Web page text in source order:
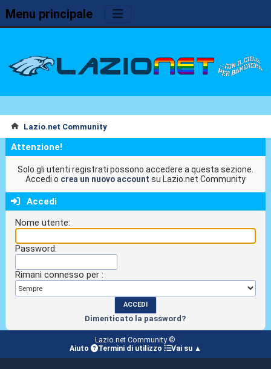
Menu principale
Lazio.net Community
Attenzione!
Solo gli utenti registrati possono accedere a questa sezione.
Accedi o crea un nuovo account su Lazio.net Community
Accedi
Nome utente:
Password:
Rimani connesso per :
Dimenticato la password?
Lazio.net Community ©
Aiuto
Termini di utilizzo Vai su ▲